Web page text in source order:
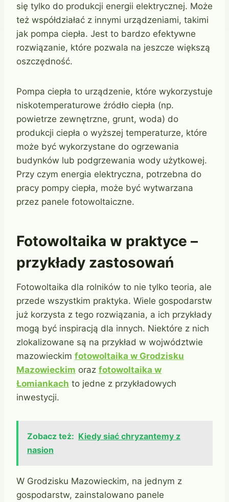
się tylko do produkcji energii elektrycznej. Może
też współdziałać z innymi urządzeniami, takimi
jak pompa ciepła. Jest to bardzo efektywne
rozwiązanie, które pozwala na jeszcze większą
oszczędność.
Pompa ciepła to urządzenie, które wykorzystuje
niskotemperaturowe źródło ciepła (np.
powietrze zewnętrzne, grunt, woda) do
produkcji ciepła o wyższej temperaturze, które
może być wykorzystane do ogrzewania
budynków lub podgrzewania wody użytkowej.
Przy czym energia elektryczna, potrzebna do
pracy pompy ciepła, może być wytwarzana
przez panele fotowoltaiczne.
Fotowoltaika w praktyce –
przykłady zastosowań
Fotowoltaika dla rolników to nie tylko teoria, ale
przede wszystkim praktyka. Wiele gospodarstw
już korzysta z tego rozwiązania, a ich przykłady
mogą być inspiracją dla innych. Niektóre z nich
zlokalizowane są na przykład w wojwództwie
mazowieckim fotowoltaika w Grodzisku
Mazowieckim oraz fotowoltaika w
Łomiankach to jedne z przykładowych
inwestycji.
Zobacz też: Kiedy siać chryzantemy z
nasion
W Grodzisku Mazowieckim, na jednym z
gospodarstw, zainstalowano panele